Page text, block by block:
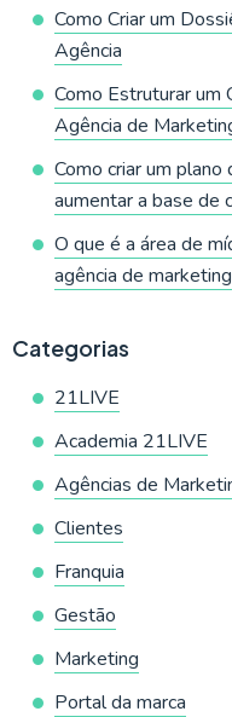
Como Criar um
Agência
Como Estruturar um
Agência de
Como criar um plano
aumentar a base de
O que é a área de
agência de marketing
Categorias
21LIVE
Academia 21LIVE
Agências de
Clientes
Franquia
Gestão
Marketing
Portal da marca